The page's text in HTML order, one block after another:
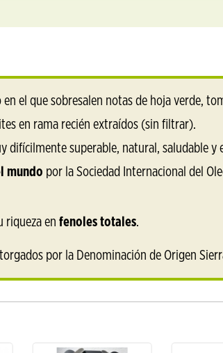
el que sobresalen notas de hoja verde,
en rama recién extraídos (sin filtrar).
difícilmente superable, natural, saludable y
mundo por la Sociedad Internacional del
riqueza en fenoles totales.
por la Denominación de Origen